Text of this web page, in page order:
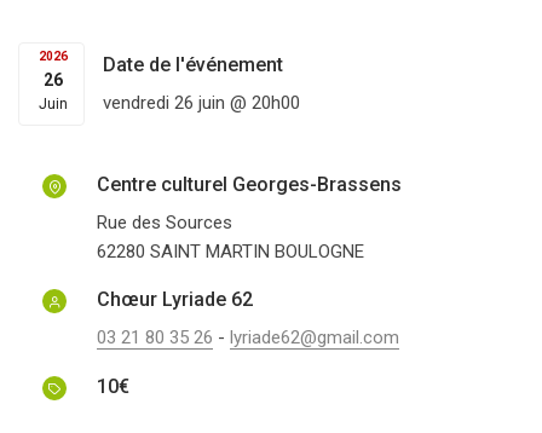
2026
26
Juin
Date de l'événement
vendredi 26 juin @ 20h00
Centre culturel Georges-Brassens
Rue des Sources
62280 SAINT MARTIN BOULOGNE
Chœur Lyriade 62
03 21 80 35 26 - lyriade62@gmail.com
10€